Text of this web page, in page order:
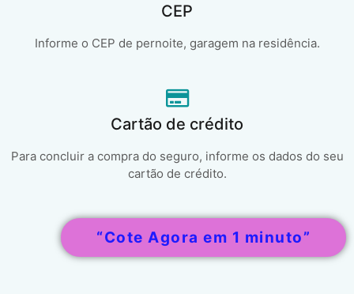
CEP
Informe o CEP de pernoite, garagem na residência.
Cartão de crédito
Para concluir a compra do seguro, informe os dados do seu
cartão de crédito.
“Cote Agora em 1 minuto”